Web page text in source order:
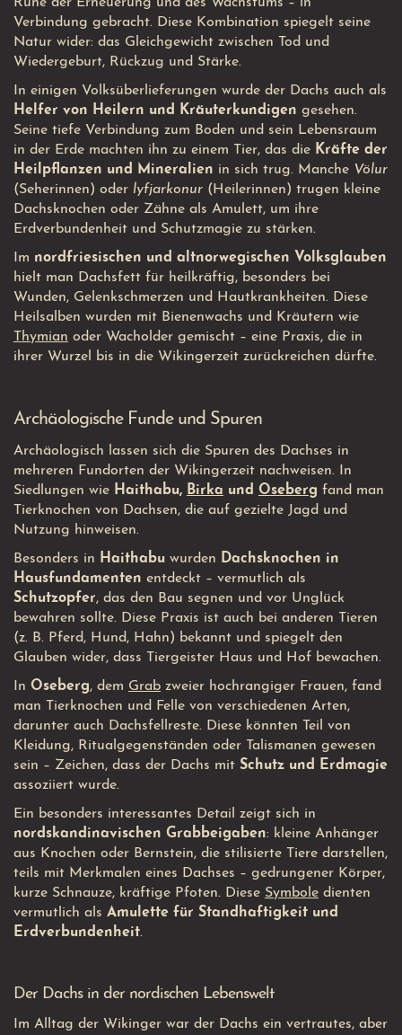
Verbindung gebracht. Diese Kombination spiegelt seine
Natur wider: das Gleichgewicht zwischen Tod und
Wiedergeburt, Rückzug und Stärke.
In einigen Volksüberlieferungen wurde der Dachs auch als
Helfer von Heilern und Kräuterkundigen gesehen.
Seine tiefe Verbindung zum Boden und sein Lebensraum
in der Erde machten ihn zu einem Tier, das die Kräfte der
Heilpflanzen und Mineralien in sich trug. Manche Völur
(Seherinnen) oder lyfjarkonur (Heilerinnen) trugen kleine
Dachsknochen oder Zähne als Amulett, um ihre
Erdverbundenheit und Schutzmagie zu stärken.
Im nordfriesischen und altnorwegischen Volksglauben
hielt man Dachsfett für heilkräftig, besonders bei
Wunden, Gelenkschmerzen und Hautkrankheiten. Diese
Heilsalben wurden mit Bienenwachs und Kräutern wie
Thymian oder Wacholder gemischt – eine Praxis, die in
ihrer Wurzel bis in die Wikingerzeit zurückreichen dürfte.
Archäologische Funde und Spuren
Archäologisch lassen sich die Spuren des Dachses in
mehreren Fundorten der Wikingerzeit nachweisen. In
Siedlungen wie Haithabu, Birka und Oseberg fand man
Tierknochen von Dachsen, die auf gezielte Jagd und
Nutzung hinweisen.
Besonders in Haithabu wurden Dachsknochen in
Hausfundamenten entdeckt – vermutlich als
Schutzopfer, das den Bau segnen und vor Unglück
bewahren sollte. Diese Praxis ist auch bei anderen Tieren
(z. B. Pferd, Hund, Hahn) bekannt und spiegelt den
Glauben wider, dass Tiergeister Haus und Hof bewachen.
In Oseberg, dem Grab zweier hochrangiger Frauen, fand
man Tierknochen und Felle von verschiedenen Arten,
darunter auch Dachsfellreste. Diese könnten Teil von
Kleidung, Ritualgegenständen oder Talismanen gewesen
sein – Zeichen, dass der Dachs mit Schutz und Erdmagie
assoziiert wurde.
Ein besonders interessantes Detail zeigt sich in
nordskandinavischen Grabbeigaben: kleine Anhänger
aus Knochen oder Bernstein, die stilisierte Tiere darstellen,
teils mit Merkmalen eines Dachses – gedrungener Körper,
kurze Schnauze, kräftige Pfoten. Diese Symbole dienten
vermutlich als Amulette für Standhaftigkeit und
Erdverbundenheit.
Der Dachs in der nordischen Lebenswelt
Im Alltag der Wikinger war der Dachs ein vertrautes, aber